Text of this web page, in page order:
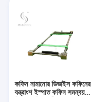
কফিন নামানোর ডিভাইস কফিনের
যন্ত্রাংশ ইস্পাত কফিন সমন্বয়